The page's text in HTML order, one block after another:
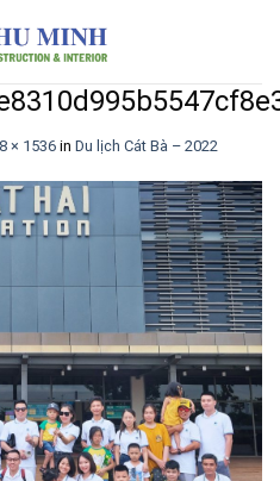
× 1536in Du lịch Cát Bà – 2022